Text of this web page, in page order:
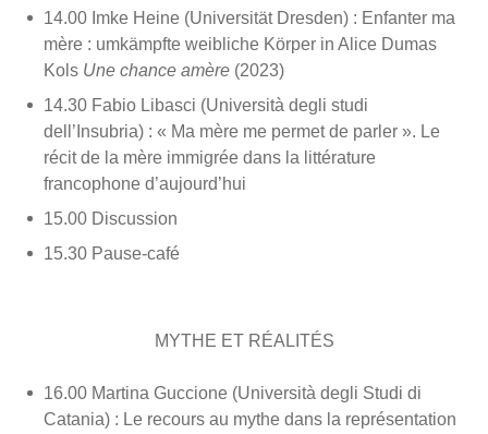
14.00 Imke Heine (Universität Dresden) : Enfanter ma
mère : umkämpfte weibliche Körper in Alice Dumas
Kols Une chance amère (2023)
14.30 Fabio Libasci (Università degli studi
dell’Insubria) : « Ma mère me permet de parler ». Le
récit de la mère immigrée dans la littérature
francophone d’aujourd’hui
15.00 Discussion
15.30 Pause-café
MYTHE ET RÉALITÉS
16.00 Martina Guccione (Università degli Studi di
Catania) : Le recours au mythe dans la représentation